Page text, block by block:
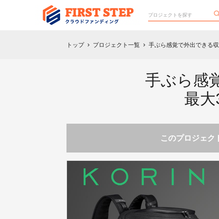
トップ chevron_right プロジェクト一覧 chevron_right 手ぶら感覚で外出できる
手ぶら感
最
このプロジェク